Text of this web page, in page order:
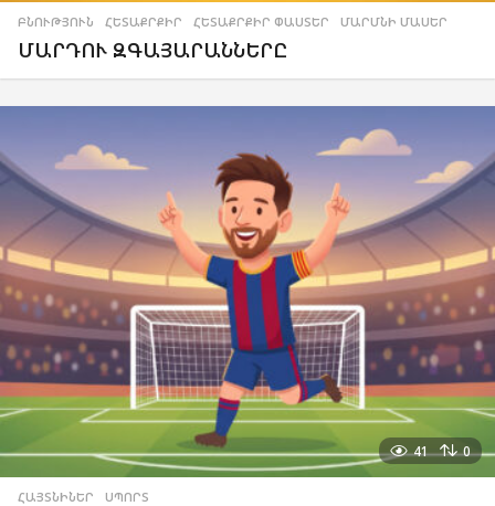
ԲՆՈՒԹՅՈՒՆ ,ՀԵՏԱՔՐՔԻՐ ,ՀԵՏԱՔՐՔԻՐ ՓԱՍՏԵՐ ,ՄԱՐՄՆԻ ՄԱՍԵՐ
ՄԱՐԴՈՒ ԶԳԱՅԱՐԱՆՆԵՐԸ
41 0
ՀԱՅՏՆԻՆԵՐ ,ՍՊՈՐՏ